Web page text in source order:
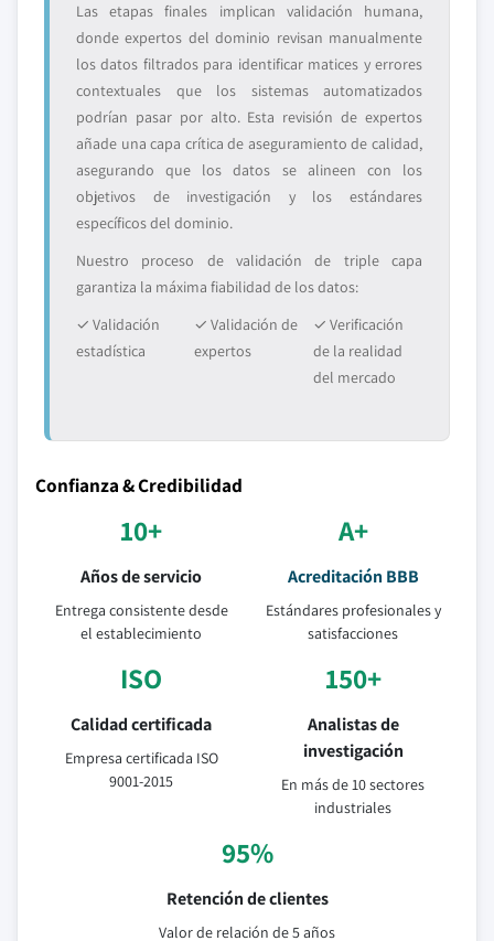
Las etapas finales implican validación humana,
donde expertos del dominio revisan manualmente
los datos filtrados para identificar matices y errores
contextuales que los sistemas automatizados
podrían pasar por alto. Esta revisión de expertos
añade una capa crítica de aseguramiento de calidad,
asegurando que los datos se alineen con los
objetivos de investigación y los estándares
específicos del dominio.
Nuestro proceso de validación de triple capa
garantiza la máxima fiabilidad de los datos:
✓ Validación
estadística
✓ Validación de
expertos
✓ Verificación
de la realidad
del mercado
Confianza & Credibilidad
10+
Años de servicio
Entrega consistente desde
el establecimiento
A+
Acreditación BBB
Estándares profesionales y
satisfacciones
ISO
Calidad certificada
Empresa certificada ISO
9001-2015
150+
Analistas de
investigación
En más de 10 sectores
industriales
95%
Retención de clientes
Valor de relación de 5 años